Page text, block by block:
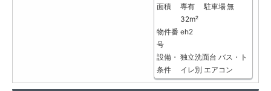
面積
専有
32m²
駐車場無
物件番
号
eh2
設備・
条件
独立洗面台 バス・ト
イレ別 エアコン